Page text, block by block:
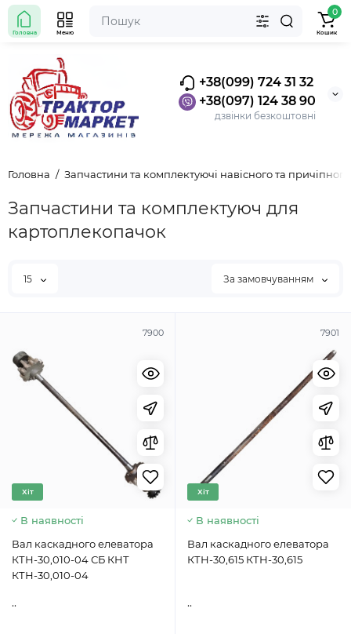
+38(099) 724 31 32
+38(097) 124 38 90
дзвінки безкоштовні
Головна Меню
0
Кошик
Головна Запчастини та комплектуючі навісного та
Запчастини та комплектуюч для
картоплекопачок
15 За замовчуванням
7900
Хіт
В наявності
Вал каскадного елеватора
КТН-30,010-04 СБ КНТ
КТН-30,010-04
..
7901
Хіт
В наявності
Вал каскадного елеватора
КТН-30,615 КТН-30,615
..